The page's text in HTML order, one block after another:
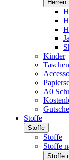
Herren
Kinder
Taschen
A0
Stoffe
Stoffe
Stoffe
Stoffe
Stoffe